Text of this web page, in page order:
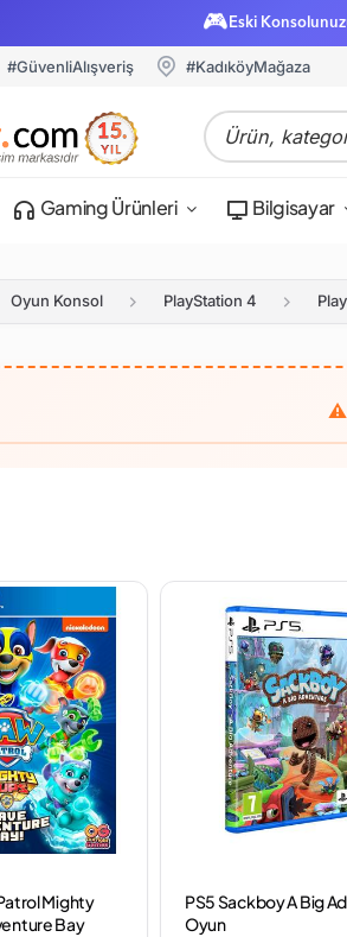
🎮 Eski
#GüvenliAlışveriş #KadıköyMağaza
Gaming Ürünleri Bilgisayar
Oyun Konsol PlayStation 4
Mighty
Bay
PS5 Sackboy A Big
Oyun